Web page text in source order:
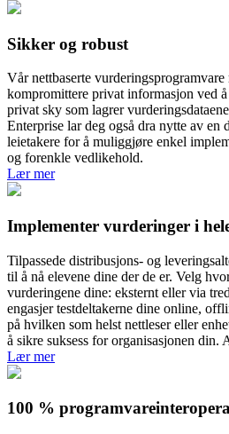
Sikker og robust
Vår nettbaserte
kompromittere privat informasjon ved
privat sky som lagrer
Enterprise lar deg også dra nytte av en
leietakere for å muliggjøre enkel
og forenkle vedlikehold.
Lær mer
Implementer vurderinger i
Tilpassede distribusjons- og
til å nå elevene dine der de er. Velg
vurderingene dine: eksternt eller via
engasjer testdeltakerne dine online,
på hvilken som helst nettleser eller
å sikre suksess for organisasjonen din.
Lær mer
100 %